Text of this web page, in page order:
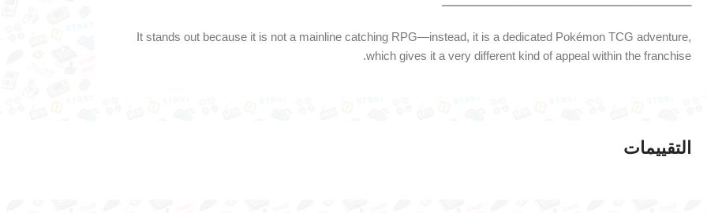
It stands out because it is not a mainline catching RPG—instead, it is a dedicated Pokémon TCG adventure,
which gives it a very different kind of appeal within the franchise.
التقييمات